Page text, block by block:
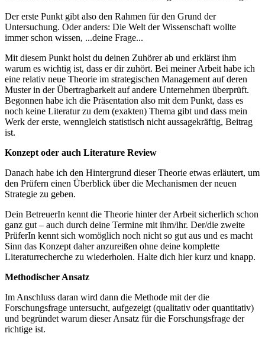
Der erste Punkt gibt also den Rahmen für den Grund der
Untersuchung. Oder anders: Die Welt der Wissenschaft wollte
immer schon wissen, ...deine Frage...
Mit diesem Punkt holst du deinen Zuhörer ab und erklärst ihm
warum es wichtig ist, dass er dir zuhört. Bei meiner Arbeit habe ich
eine relativ neue Theorie im strategischen Management auf deren
Muster in der Übertragbarkeit auf andere Unternehmen überprüft.
Begonnen habe ich die Präsentation also mit dem Punkt, dass es
noch keine Literatur zu dem (exakten) Thema gibt und dass mein
Werk der erste, wenngleich statistisch nicht aussagekräftig, Beitrag
ist.
Konzept oder auch Literature Review
Danach habe ich den Hintergrund dieser Theorie etwas erläutert, um
den Prüfern einen Überblick über die Mechanismen der neuen
Strategie zu geben.
Dein BetreuerIn kennt die Theorie hinter der Arbeit sicherlich schon
ganz gut – auch durch deine Termine mit ihm/ihr. Der/die zweite
PrüferIn kennt sich womöglich noch nicht so gut aus und es macht
Sinn das Konzept daher anzureißen ohne deine komplette
Literaturrecherche zu wiederholen. Halte dich hier kurz und knapp.
Methodischer Ansatz
Im Anschluss daran wird dann die Methode mit der die
Forschungsfrage untersucht, aufgezeigt (qualitativ oder quantitativ)
und begründet warum dieser Ansatz für die Forschungsfrage der
richtige ist.